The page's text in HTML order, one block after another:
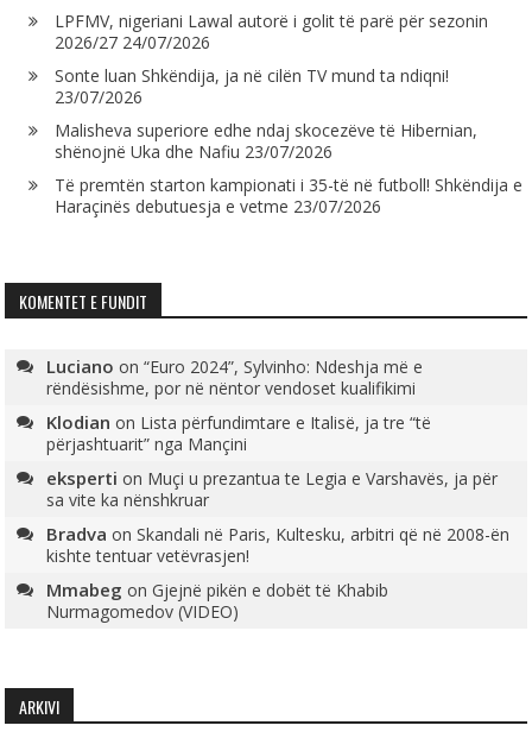
LPFMV, nigeriani Lawal autorë i golit të parë për sezonin
2026/27 24/07/2026
Sonte luan Shkëndija, ja në cilën TV mund ta ndiqni!
23/07/2026
Malisheva superiore edhe ndaj skocezëve të Hibernian,
shënojnë Uka dhe Nafiu 23/07/2026
Të premtën starton kampionati i 35-të në futboll! Shkëndija e
Haraçinës debutuesja e vetme 23/07/2026
KOMENTET E FUNDIT
Luciano on“Euro 2024”, Sylvinho: Ndeshja më e
rëndësishme, por në nëntor vendoset kualifikimi
Klodian on Lista përfundimtare e Italisë, ja tre “të
përjashtuarit” nga Mançini
eksperti on Muçi u prezantua te Legia e Varshavës, ja për
sa vite ka nënshkruar
Bradva onSkandali në Paris, Kultesku, arbitri që në 2008-ën
kishte tentuar vetëvrasjen!
Mmabeg onGjejnë pikën e dobët të Khabib
Nurmagomedov (VIDEO)
ARKIVI